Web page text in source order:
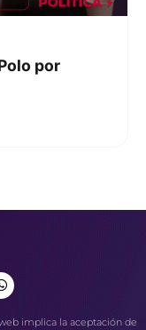
por
implica la aceptación de